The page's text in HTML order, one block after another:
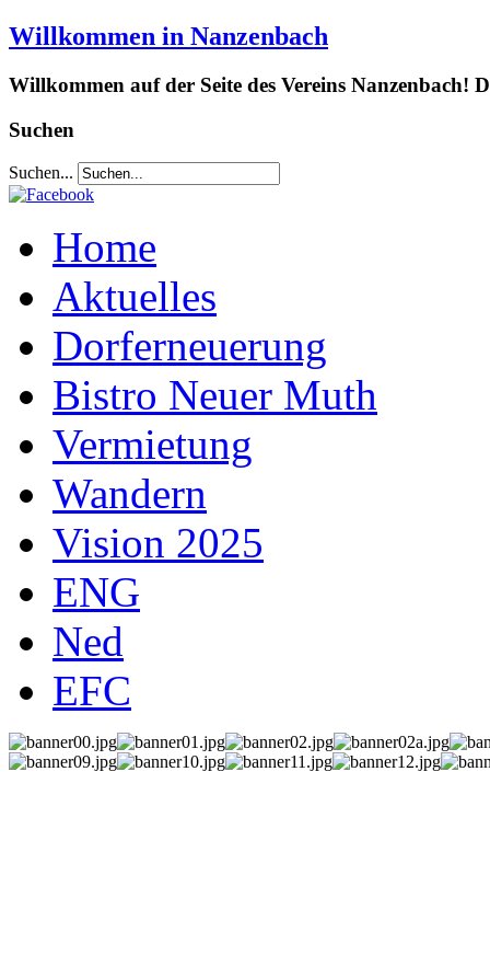
Willkommen in Nanzenbach
Willkommen auf der Seite des Vereins Nanzenbach!
Suchen
Suchen...
Home
Aktuelles
Dorferneuerung
Bistro Neuer Muth
Vermietung
Wandern
Vision 2025
ENG
Ned
EFC